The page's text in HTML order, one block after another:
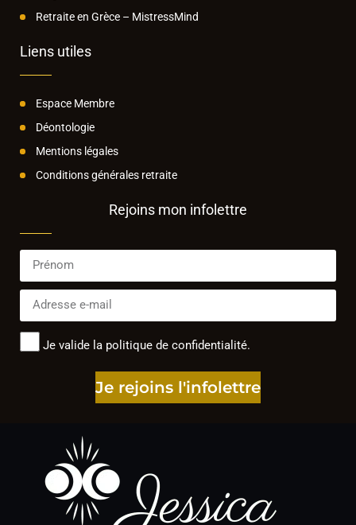
Retraite en Grèce – MistressMind
Liens utiles
Espace Membre
Déontologie
Mentions légales
Conditions générales retraite
Rejoins mon infolettre
Je valide la politique de confidentialité.
Je rejoins l'infolettre